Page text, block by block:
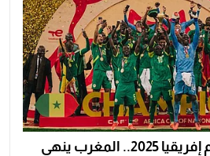
كاف يُبدّل بطل أمم إفريقيا 2025.. المغرب ينهي